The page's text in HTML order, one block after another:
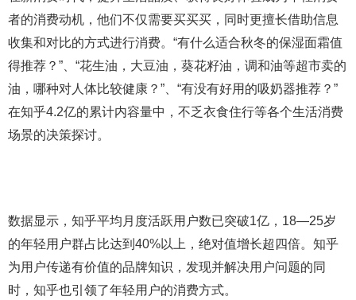
者的消费动机，他们不仅需要买买买，同时更擅长借助信息
收集和对比的方式进行消费。“有什么适合秋冬的保湿面霜值
得推荐？”、“花生油，大豆油，葵花籽油，调和油等超市卖的
油，哪种对人体比较健康？”、“有没有好用的吸奶器推荐？”
在知乎4.2亿的累计内容量中，不乏衣食住行等各个生活消费
场景的决策探讨。
数据显示，知乎平均月度活跃用户数已突破1亿，18—25岁
的年轻用户群占比达到40%以上，绝对值增长超四倍。知乎
为用户传递有价值的品牌知识，发现并解决用户问题的同
时，知乎也引领了年轻用户的消费方式。